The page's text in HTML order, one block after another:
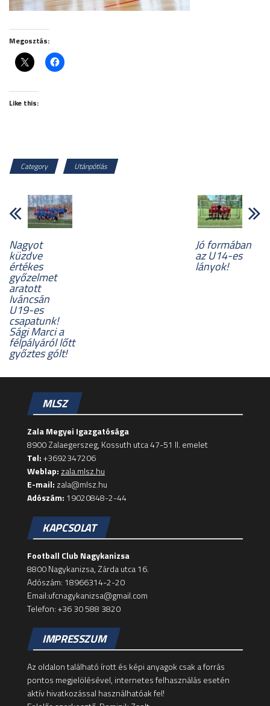
Megosztás:
Like this:
Category Utánpótlás
Nagyot
küzdve
értékes
győzelmet
aratott
Iváncsán
U19-es
csapatunk!
Sági Marci a
félpályáról lőtt
győztes gólt!
Jó formában
az U14-es
lányok!
MLSZ
Zala Megyei Igazgatósága
8900 Zalaegerszeg, Kossuth utca 47-51 II. emelet
Tel:+3692347206
Weblap: zala.mlsz.hu
E-mail: zala@mlsz.hu
Adószám: 19020848-2-44
KAPCSOLAT
Football Club Nagykanizsa
8800 Nagykanizsa, Zárda utca 16.
Adószám: 18966314-2-20
Email:ufcnagykanizsa@gmail.com
Telefon: +36 30 588 3820
IMPRESSZUM
Az oldalon található írott és képi anyagok csak a forrás
pontos megjelölésével, internetes felhasználás esetén
aktív hivatkozással használhatóak fel!